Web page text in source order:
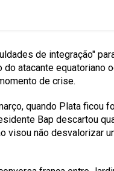
de integração"
atacante equatoriano
de crise.
quando Plata ficou
Bap descartou
visou não desvalorizar